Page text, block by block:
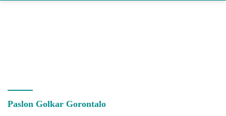
Paslon Golkar Gorontalo